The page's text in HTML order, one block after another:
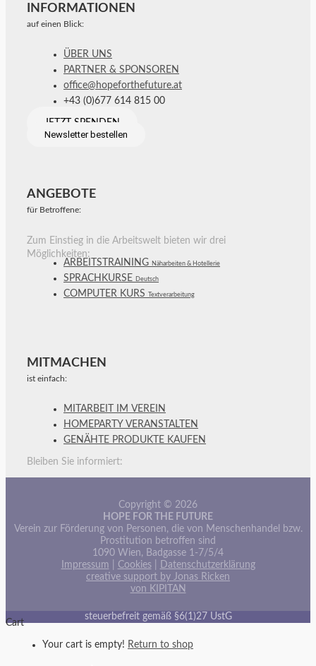
INFORMATIONEN
auf einen Blick:
ÜBER UNS
PARTNER & SPONSOREN
office@hopeforthefuture.at
+43 (0)677 614 815 00
JETZT SPENDEN
Newsletter bestellen
ANGEBOTE
für Betroffene:
Zum Einstieg in die Arbeitswelt bieten wir drei
Möglichkeiten:
ARBEITSTRAINING Näharbeiten & Hotellerie
SPRACHKURSE Deutsch
COMPUTER KURS Textverarbeitung
MITMACHEN
ist einfach:
MITARBEIT IM VEREIN
HOMEPARTY VERANSTALTEN
GENÄHTE PRODUKTE KAUFEN
Bleiben Sie informiert:
Copyright © 2026
HOPE FOR THE FUTURE
Verein zur Förderung von Personen, die von Menschenhandel bzw.
Prostitution betroffen sind
1090 Wien, Badgasse 1-7/5/4
Impressum
Cookies|
Datenschutzerklärung
creative support by Jonas Ricken
von KIPITAN
steuerbefreit gemäß §6(1)27 UstG
Cart
Your cart is empty! Return to shop